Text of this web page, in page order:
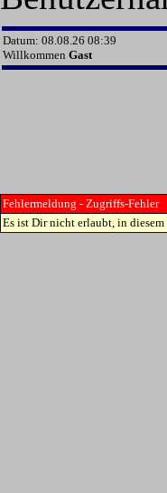
Datum: 08.08.26 08:39
Willkommen Gast
Fehlermeldung - Zugriffs-Fehler
Es ist Dir nicht erlaubt, in diesem